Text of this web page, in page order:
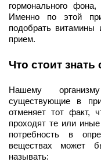
гормонального
Именно по этой
подобрать витамины
прием.
Что стоит
Нашему
существующие в
отменяет тот факт,
проходят те или
потребность в
веществах может
называть: